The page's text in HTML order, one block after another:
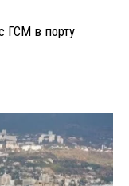
ГСМ в порту